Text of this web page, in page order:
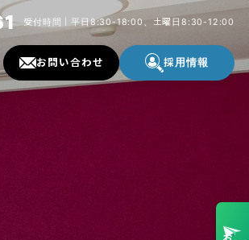
受付時間｜平日8:30-18:00、土曜日8:30-12:00
お問い合わせ 採用情報